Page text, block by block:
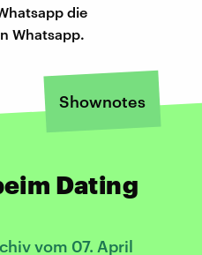
die
Whatsapp.
Shownotes
Dating
vom 07. April